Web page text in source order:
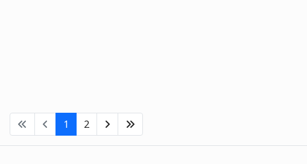
1 2